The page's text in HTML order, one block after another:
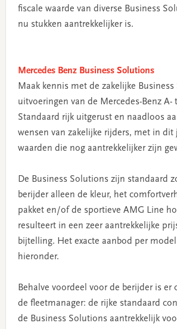
fiscale waarde van diverse Business
nu stukken aantrekkelijker is.
Mercedes Benz Business Solutions
Maak kennis met de zakelijke
uitvoeringen van de Mercedes-Benz A-
Standaard rijk uitgerust en naadloos
wensen van zakelijke rijders, met in dit
waarden die nog aantrekkelijker zijn
De Business Solutions zijn standaard
berijder alleen de kleur, het
pakket en/of de sportieve AMG Line
resulteert in een zeer aantrekkelijke
bijtelling. Het exacte aanbod per
hieronder.
Behalve voordeel voor de berijder is er
de fleetmanager: de rijke standaard
de Business Solutions aantrekkelijk